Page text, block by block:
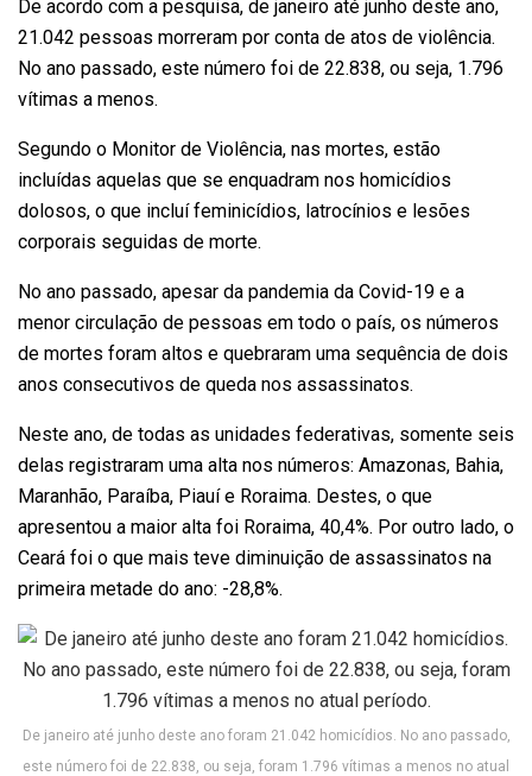
De acordo com a pesquisa, de janeiro até junho deste ano,
21.042 pessoas morreram por conta de atos de violência.
No ano passado, este número foi de 22.838, ou seja, 1.796
vítimas a menos.
Segundo o Monitor de Violência, nas mortes, estão
incluídas aquelas que se enquadram nos homicídios
dolosos, o que incluí feminicídios, latrocínios e lesões
corporais seguidas de morte.
No ano passado, apesar da pandemia da Covid-19 e a
menor circulação de pessoas em todo o país, os números
de mortes foram altos e quebraram uma sequência de dois
anos consecutivos de queda nos assassinatos.
Neste ano, de todas as unidades federativas, somente seis
delas registraram uma alta nos números: Amazonas, Bahia,
Maranhão, Paraíba, Piauí e Roraima. Destes, o que
apresentou a maior alta foi Roraima, 40,4%. Por outro lado, o
Ceará foi o que mais teve diminuição de assassinatos na
primeira metade do ano: -28,8%.
De janeiro até junho deste ano foram 21.042 homicídios. No ano passado,
este número foi de 22.838, ou seja, foram 1.796 vítimas a menos no atual